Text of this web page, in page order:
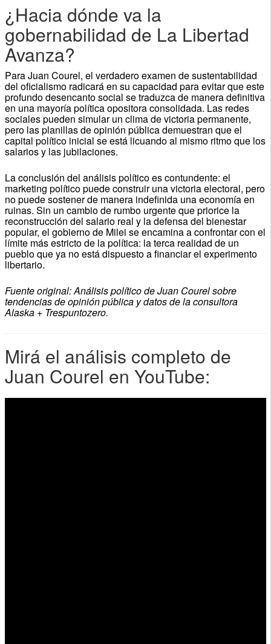
¿Hacia dónde va la
gobernabilidad de La Libertad
Avanza?
Para Juan Courel, el verdadero examen de sustentabilidad
del oficialismo radicará en su capacidad para evitar que este
profundo desencanto social se traduzca de manera definitiva
en una mayoría política opositora consolidada. Las redes
sociales pueden simular un clima de victoria permanente,
pero las planillas de opinión pública demuestran que el
capital político inicial se está licuando al mismo ritmo que los
salarios y las jubilaciones.
La conclusión del análisis político es contundente: el
marketing político puede construir una victoria electoral, pero
no puede sostener de manera indefinida una economía en
ruinas. Sin un cambio de rumbo urgente que priorice la
reconstrucción del salario real y la defensa del bienestar
popular, el gobierno de Milei se encamina a confrontar con el
límite más estricto de la política: la terca realidad de un
pueblo que ya no está dispuesto a financiar el experimento
libertario.
Fuente original: Análisis político de Juan Courel sobre
tendencias de opinión pública y datos de la consultora
Alaska + Trespuntozero.
Mirá el análisis completo de
Juan Courel en YouTube: